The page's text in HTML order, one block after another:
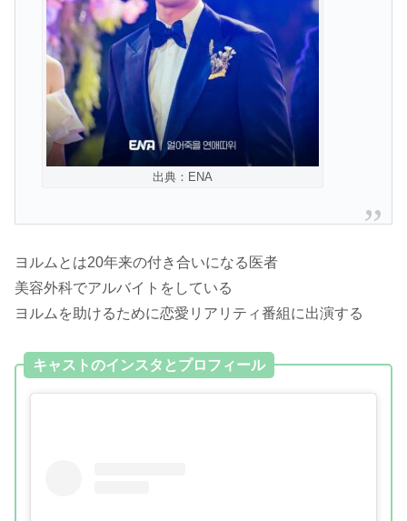
出典：ENA
ヨルムとは20年来の付き合いになる医者
美容外科でアルバイトをしている
ヨルムを助けるために恋愛リアリティ番組に出演する
キャストのインスタとプロフィール